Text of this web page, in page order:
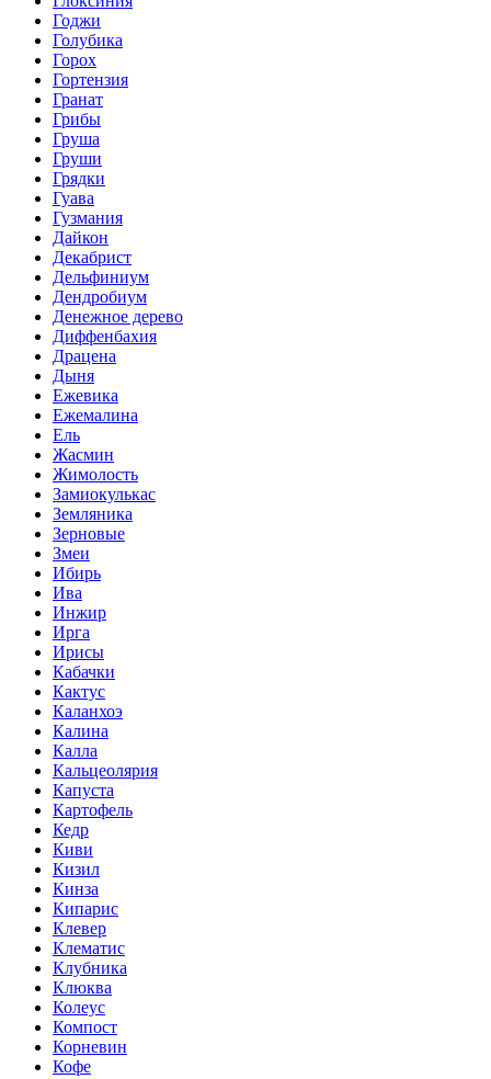
Годжи
Голубика
Горох
Гортензия
Гранат
Грибы
Груша
Груши
Грядки
Гуава
Гузмания
Дайкон
Декабрист
Дельфиниум
Дендробиум
Денежное дерево
Диффенбахия
Драцена
Дыня
Ежевика
Ежемалина
Ель
Жасмин
Жимолость
Замиокулькас
Земляника
Зерновые
Змеи
Ибирь
Ива
Инжир
Ирга
Ирисы
Кабачки
Кактус
Каланхоэ
Калина
Калла
Кальцеолярия
Капуста
Картофель
Кедр
Киви
Кизил
Кинза
Кипарис
Клевер
Клематис
Клубника
Клюква
Колеус
Компост
Корневин
Кофе